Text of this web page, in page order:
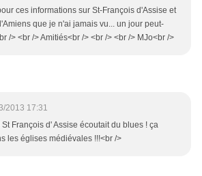
ces informations sur St-François d'Assise et
que je n'ai jamais vu... un jour peut-
/> <br /> Amitiés<br /> <br /> <br /> MJo<br />
2013 17:31
St François d' Assise écoutait du blues ! ça
les églises médiévales !!!<br />